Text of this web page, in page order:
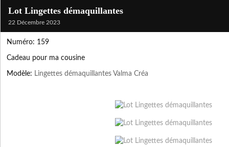
Lot Lingettes démaquillantes
22 Décembre 2023
Numéro: 159
Cadeau pour ma cousine
Modèle: Lingettes démaquillantes Valma Créa